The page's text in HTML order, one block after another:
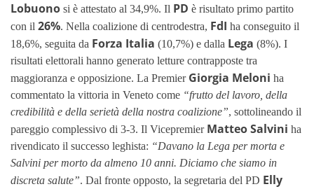
Lobuono si è attestato al 34,9%. Il PD è risultato primo partito
con il 26%. Nella coalizione di centrodestra, FdI ha conseguito il
18,6%, seguita da Forza Italia (10,7%) e dalla Lega (8%). I
risultati elettorali hanno generato letture contrapposte tra
maggioranza e opposizione. La Premier Giorgia Meloni ha
commentato la vittoria in Veneto come “frutto del lavoro, della
credibilità e della serietà della nostra coalizione”, sottolineando il
pareggio complessivo di 3-3. Il Vicepremier Matteo Salvini ha
rivendicato il successo leghista: “Davano la Lega per morta e
Salvini per morto da almeno 10 anni. Diciamo che siamo in
discreta salute”. Dal fronte opposto, la segretaria del PD Elly